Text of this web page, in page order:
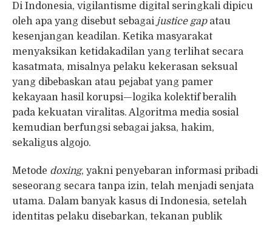
Di Indonesia, vigilantisme digital seringkali dipicu
oleh apa yang disebut sebagai justice gapatau
kesenjangan keadilan. Ketika masyarakat
menyaksikan ketidakadilan yang terlihat secara
kasatmata, misalnya pelaku kekerasan seksual
yang dibebaskan atau pejabat yang pamer
kekayaan hasil korupsi—logika kolektif beralih
pada kekuatan viralitas. Algoritma media sosial
kemudian berfungsi sebagai jaksa, hakim,
sekaligus algojo.
Metode doxing, yakni penyebaran informasi pribadi
seseorang secara tanpa izin, telah menjadi senjata
utama. Dalam banyak kasus di Indonesia, setelah
identitas pelaku disebarkan, tekanan publik